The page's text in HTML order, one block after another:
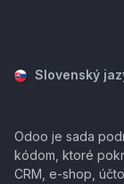
Slovenský
Odoo je sada
kódom, ktoré
CRM, e-shop,